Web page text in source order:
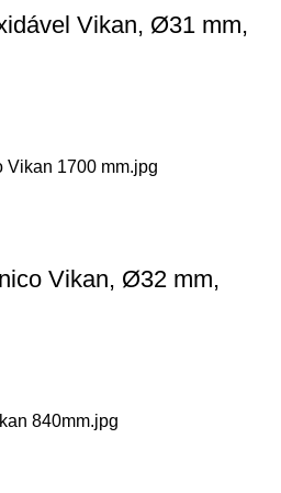
Vikan, Ø31 mm,
Vikan, Ø32 mm,